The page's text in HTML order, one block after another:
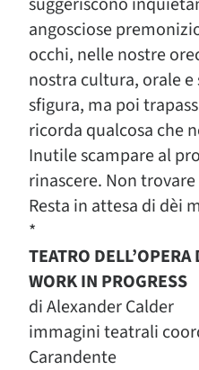
angosciose
occhi, nelle nostre
nostra cultura, orale
sfigura, ma poi
ricorda qualcosa che
Inutile scampare al
rinascere. Non
Resta in attesa di dèi
*
TEATRO DELL’OPERA
WORK IN PROGRESS
di Alexander Calder
immagini teatrali
Carandente